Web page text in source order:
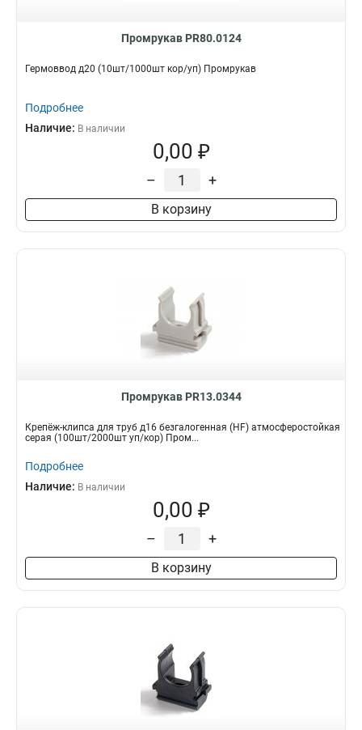
Промрукав PR80.0124
Гермоввод д20 (10шт/1000шт кор/уп) Промрукав
Подробнее
Наличие: В наличии
0,00 ₽
– +
В корзину
Промрукав PR13.0344
Крепёж-клипса для труб д16 безгалогенная (HF) атмосферостойкая
серая (100шт/2000шт уп/кор) Пром...
Подробнее
Наличие: В наличии
0,00 ₽
– +
В корзину